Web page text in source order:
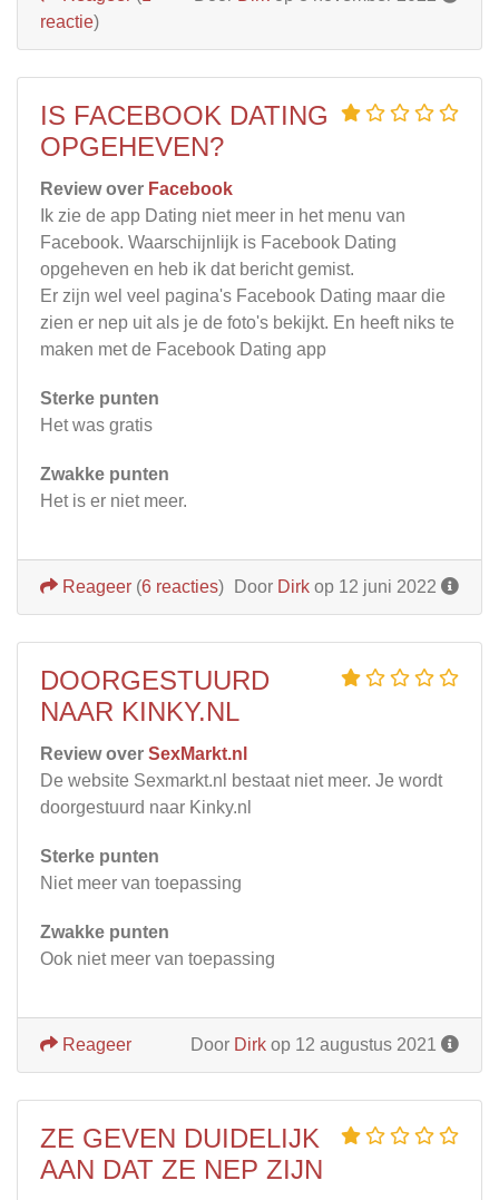
reactie)
IS FACEBOOK DATING
OPGEHEVEN?
Review over Facebook
Ik zie de app Dating niet meer in het menu van
Facebook. Waarschijnlijk is Facebook Dating
opgeheven en heb ik dat bericht gemist.
Er zijn wel veel pagina's Facebook Dating maar die
zien er nep uit als je de foto's bekijkt. En heeft niks te
maken met de Facebook Dating app
Sterke punten
Het was gratis
Zwakke punten
Het is er niet meer.
Door Dirk op 12 juni 2022
Reageer (6 reacties)
DOORGESTUURD
NAAR KINKY.NL
Review over SexMarkt.nl
De website Sexmarkt.nl bestaat niet meer. Je wordt
doorgestuurd naar Kinky.nl
Sterke punten
Niet meer van toepassing
Zwakke punten
Ook niet meer van toepassing
Door Dirk op 12 augustus 2021
Reageer
ZE GEVEN DUIDELIJK
AAN DAT ZE NEP ZIJN